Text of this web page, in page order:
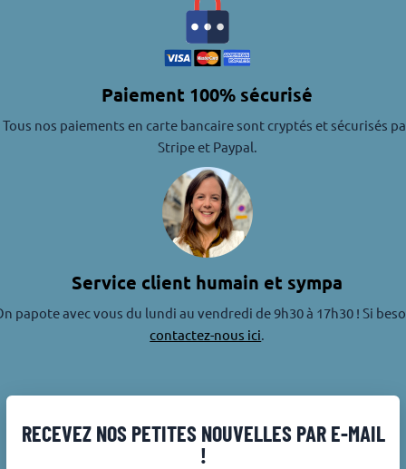
Paiement 100% sécurisé
Tous nos paiements en carte bancaire sont cryptés et sécurisés
Stripe et Paypal.
Service client humain et sympa
papote avec vous du lundi au vendredi de 9h30 à 17h30 ! Si
contactez-nous ici
RECEVEZ NOS PETITES NOUVELLES PAR E-MAIL
!